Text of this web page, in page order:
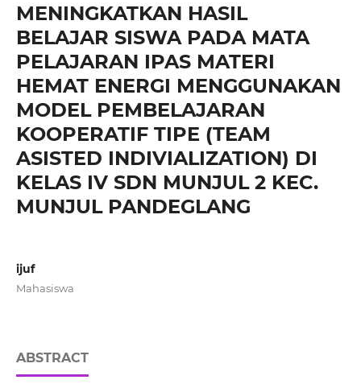
MENINGKATKAN HASIL
BELAJAR SISWA PADA MATA
PELAJARAN IPAS MATERI
HEMAT ENERGI MENGGUNAKAN
MODEL PEMBELAJARAN
KOOPERATIF TIPE (TEAM
ASISTED INDIVIALIZATION) DI
KELAS IV SDN MUNJUL 2 KEC.
MUNJUL PANDEGLANG
ijuf
Mahasiswa
ABSTRACT